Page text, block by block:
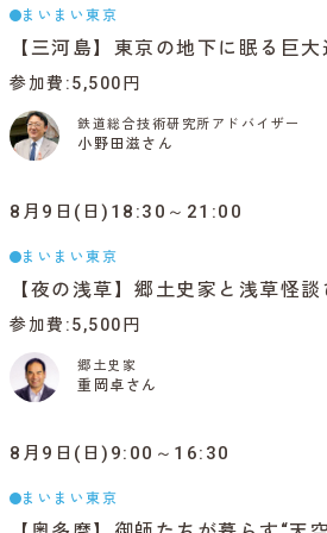
まいまい東京
【三河島】東京の地下に眠る巨
参加費 5,500円
鉄道総合技術研究所アドバイザー
小野田滋さん
8月9日(日)18:30～21:00
まいまい東京
【夜の浅草】郷土史家と浅草怪
参加費 5,500円
郷土史家
重岡卓さん
8月9日(日)9:00～16:30
まいまい東京